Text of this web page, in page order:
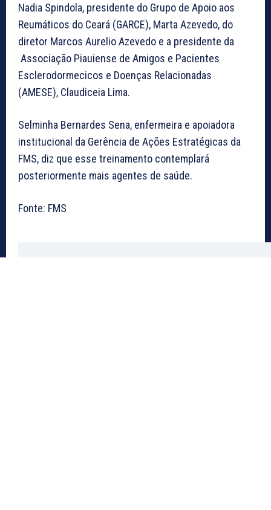
Nadia Spindola, presidente do Grupo de Apoio aos
Reumáticos do Ceará (GARCE), Marta Azevedo, do
diretor Marcos Aurelio Azevedo e a presidente da
Associação Piauiense de Amigos e Pacientes
Esclerodormecicos e Doenças Relacionadas
(AMESE), Claudiceia Lima.
Selminha Bernardes Sena, enfermeira e apoiadora
institucional da Gerência de Ações Estratégicas da
FMS, diz que esse treinamento contemplará
posteriormente mais agentes de saúde.
Fonte: FMS